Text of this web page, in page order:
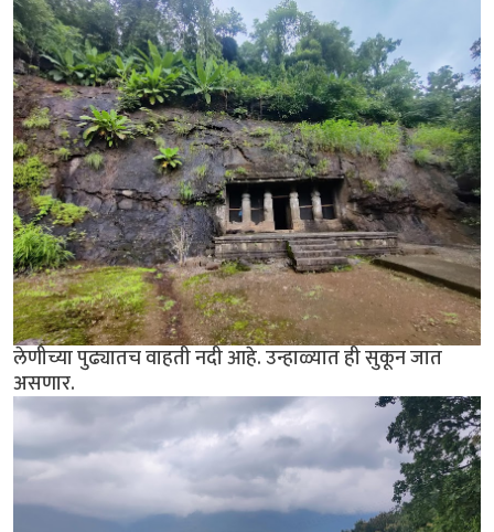
लेणीच्या पुढ्यातच वाहती नदी आहे. उन्हाळ्यात ही सुकून जात
असणार.